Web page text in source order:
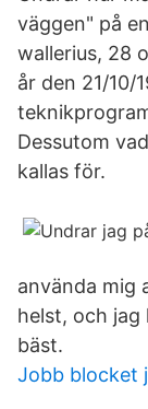
väggen" på
wallerius, 28
år den 21/10/
Dessutom
kallas för.
använda mig
helst, och jag
bäst.
Jobb blocket